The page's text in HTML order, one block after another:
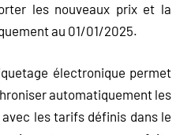
les nouveaux prix et la
au 01/01/2025.
électronique permet
automatiquement les
les tarifs définis dans le